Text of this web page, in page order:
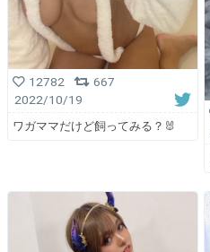
12782
667
2022/10/19
ワガママだけど飼ってみる？🐰